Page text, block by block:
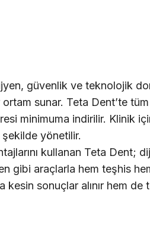
güvenlik ve teknolojik
sunar. Teta Dent’te
minimuma indirilir. Klinik
şekilde yönetilir.
kullanan Teta Dent;
gibi araçlarla hem teşhis
kesin sonuçlar alınır hem de